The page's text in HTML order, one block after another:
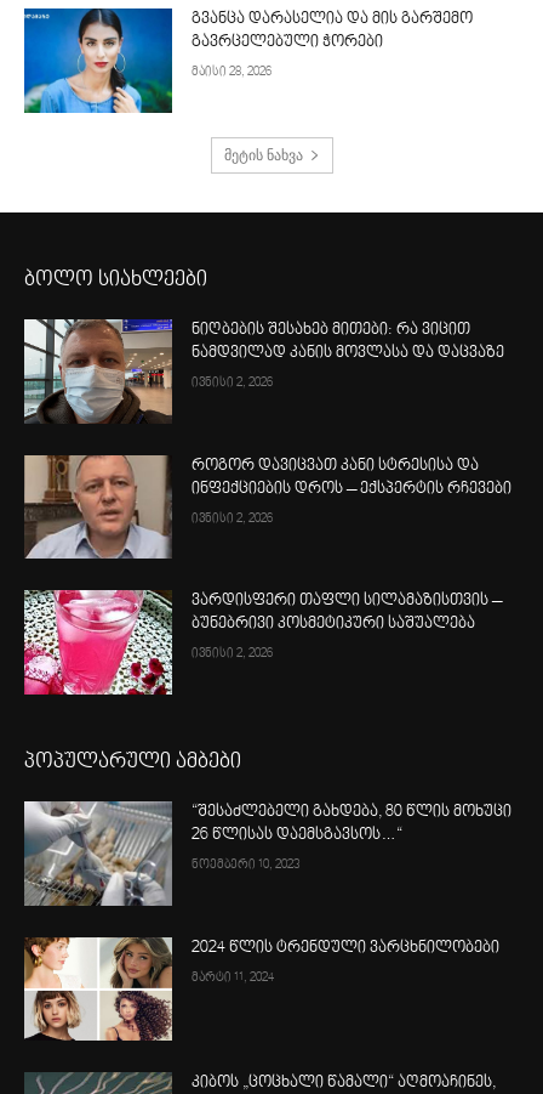
გვანცა დარასელია და მის გარშემო
გავრცელებული ჭორები
მაისი 28, 2026
მეტის ნახვა
ბოლო სიახლეები
ნიღბების შესახებ მითები: რა ვიცით
ნამდვილად კანის მოვლასა და დაცვაზე
ივნისი 2, 2026
როგორ დავიცვათ კანი სტრესისა და
ინფექციების დროს – ექსპერტის რჩევები
ივნისი 2, 2026
ვარდისფერი თაფლი სილამაზისთვის –
ბუნებრივი კოსმეტიკური საშუალება
ივნისი 2, 2026
პოპულარული ამბები
“შესაძლებელი გახდება, 80 წლის მოხუცი
26 წლისას დაემსგავსოს…“
ნოემბერი 10, 2023
2024 წლის ტრენდული ვარცხნილობები
მარტი 11, 2024
კიბოს „ცოცხალი წამალი“ აღმოაჩინეს,